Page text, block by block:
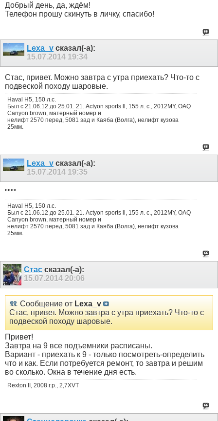
Добрый день, да, ждём!
Телефон прошу скинуть в личку, спасибо!
Lexa_v сказал(-а):
15.07.2014 19:34
Стас, привет. Можно завтра с утра приехать? Что-то с
подвеской походу шаровые.
Haval H5, 150 л.с.
Был с 21.06.12 до 25.01. 21. Actyon sports ll, 155 л. с., 2012MY, OAQ
Canyon brown, матерный номер и
нелифт 2570 перед, 5081 зад и Каяба (Волга), нелифт кузова
25мм.
Lexa_v сказал(-а):
15.07.2014 19:35
""""
Haval H5, 150 л.с.
Был с 21.06.12 до 25.01. 21. Actyon sports ll, 155 л. с., 2012MY, OAQ
Canyon brown, матерный номер и
нелифт 2570 перед, 5081 зад и Каяба (Волга), нелифт кузова
25мм.
Стассказал(-а):
15.07.2014 20:06
Сообщение от Lexa_v
Стас, привет. Можно завтра с утра приехать? Что-то с
подвеской походу шаровые.
Привет!
Завтра на 9 все подъемники расписаны.
Вариант - приехать к 9 - только посмотреть-определить
что и как. Если потребуется ремонт, то завтра и решим
во сколько. Окна в течение дня есть.
Rexton II, 2008 г.р., 2,7XVT